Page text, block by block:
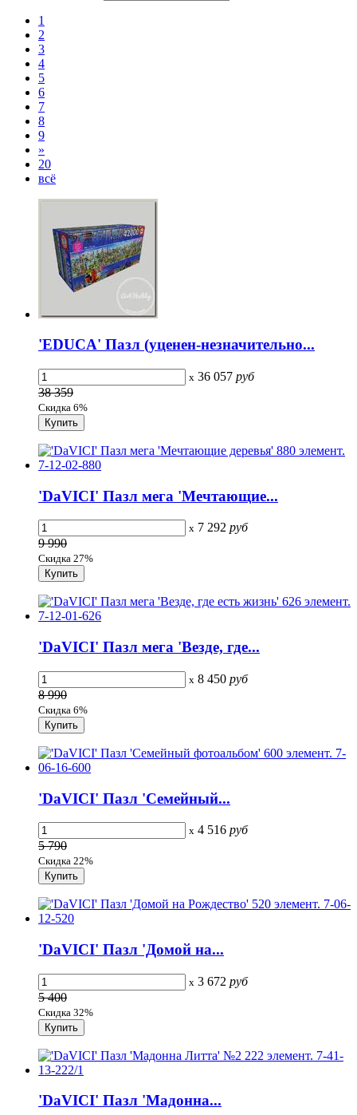
1
2
3
4
5
6
7
8
9
»
20
всё
'EDUCA' Пазл (уценен-незначительно...
x 36 057 руб
38 359
Скидка 6%
'DaVICI' Пазл мега 'Мечтающие...
x 7 292 руб
9 990
Скидка 27%
'DaVICI' Пазл мега 'Везде, где...
x 8 450 руб
8 990
Скидка 6%
'DaVICI' Пазл 'Семейный...
x 4 516 руб
5 790
Скидка 22%
'DaVICI' Пазл 'Домой на...
x 3 672 руб
5 400
Скидка 32%
'DaVICI' Пазл 'Мадонна...